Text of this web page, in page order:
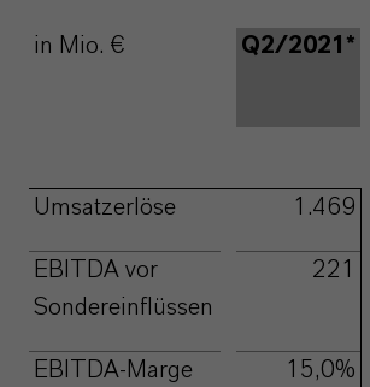
in Mio. € Q2/2021*
Umsatzerlöse 1.469
EBITDA vor
Sondereinflüssen
221
EBITDA-Marge
15,0%